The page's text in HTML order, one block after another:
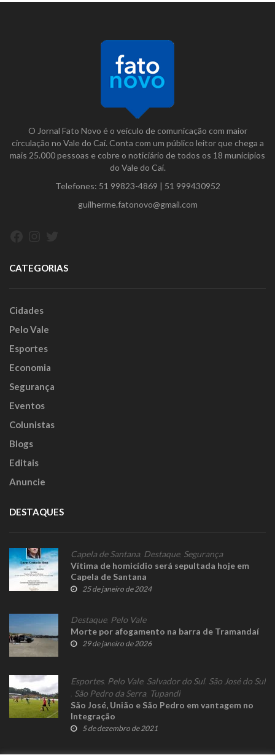
O Jornal Fato Novo é o veículo de comunicação com maior
circulação no Vale do Caí. Conta com um público leitor que chega a
mais 25.000 pessoas e cobre o noticiário de todos os 18 municípios
do Vale do Caí.
Telefones: 51 99823-4869 | 51 999430952
guilherme.fatonovo@gmail.com
CATEGORIAS
Cidades
Pelo Vale
Esportes
Economia
Segurança
Eventos
Colunistas
Blogs
Editais
Anuncie
DESTAQUES
Capela de Santana, Destaque, Segurança
Vítima de homicídio será sepultada hoje em
Capela de Santana
25 de janeiro de 2024
Destaque, Pelo Vale
Morte por afogamento na barra de Tramandaí
29 de janeiro de 2026
Esportes, Pelo Vale, Salvador do Sul, São José do Sul
São Pedro da Serra, Tupandi
São José, União e São Pedro em vantagem no
Integração
5 de dezembro de 2021